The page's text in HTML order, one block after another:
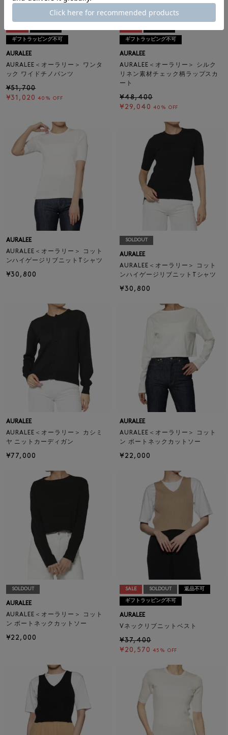
ギフトラッピング不可
AURALEE
AURALEE＜オーラリー＞ ワンタ
ック ワイドチノパンツ
¥51,700
¥31,020 40% OFF
ギフトラッピング不可
AURALEE
AURALEE＜オーラリー＞ シルク
リネン素材チェック柄ラップスカ
ート
¥48,400
¥29,040 40% OFF
AURALEE
AURALEE＜オーラリー＞ コット
ンハイゲージリブニットTシャツ
¥30,800
SOLDOUT
AURALEE
AURALEE＜オーラリー＞ コット
ンハイゲージリブニットTシャツ
¥30,800
AURALEE
AURALEE＜オーラリー＞ カシミ
ヤ ニットカーディガン
¥77,000
AURALEE
AURALEE＜オーラリー＞ コット
ン ボートネックカットソー
¥22,000
SOLDOUT
AURALEE
AURALEE＜オーラリー＞ コット
ン ボートネックカットソー
¥22,000
SALE SOLDOUT 返品不可
ギフトラッピング不可
AURALEE
Vネックリブニットベスト
¥37,400
¥20,570 45% OFF